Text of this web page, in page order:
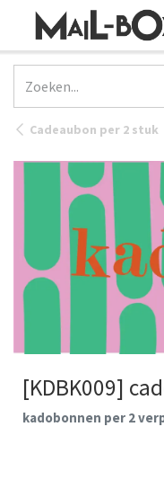
OVERSLAAN NAAR INHOUD
Cadeaubon per 2 stuk
[KDBK009]
kadobonnen per 2